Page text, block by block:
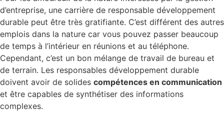
d’entreprise, une carrière de responsable développement
durable peut être très gratifiante. C’est différent des autres
emplois dans la nature car vous pouvez passer beaucoup
de temps à l’intérieur en réunions et au téléphone.
Cependant, c’est un bon mélange de travail de bureau et
de terrain. Les responsables développement durable
doivent avoir de solides compétences en communication
et être capables de synthétiser des informations
complexes.